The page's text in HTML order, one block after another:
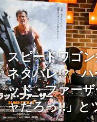
スピードワゴ
ネタバレ!? ハ
ッド・ファー
ャだろっ!!」と